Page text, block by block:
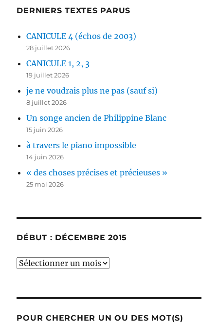
DERNIERS TEXTES PARUS
CANICULE 4 (échos de 2003)
28 juillet 2026
CANICULE 1, 2, 3
19 juillet 2026
je ne voudrais plus ne pas (sauf si)
8 juillet 2026
Un songe ancien de Philippine Blanc
15 juin 2026
à travers le piano impossible
14 juin 2026
« des choses précises et précieuses »
25 mai 2026
DÉBUT : DÉCEMBRE 2015
début
POUR CHERCHER UN OU DES MOT(S)